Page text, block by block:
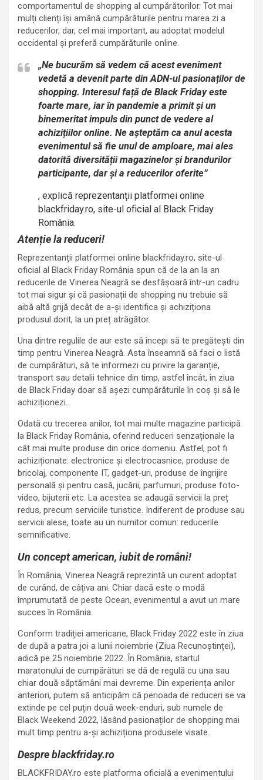
comportamentul de shopping al cumpărătorilor. Tot mai
mulți clienți își amână cumpărăturile pentru marea zi a
reducerilor, dar, cel mai important, au adoptat modelul
occidental și preferă cumpărăturile online.
„Ne bucurăm să vedem că acest eveniment
vedetă a devenit parte din ADN-ul pasionaților de
shopping. Interesul față de Black Friday este
foarte mare, iar în pandemie a primit și un
binemeritat impuls din punct de vedere al
achizițiilor online. Ne așteptăm ca anul acesta
evenimentul să fie unul de amploare, mai ales
datorită diversității magazinelor și brandurilor
participante, dar și a reducerilor oferite”
, explică reprezentanții platformei online
blackfriday.ro, site-ul oficial al Black Friday
România.
Atenție la reduceri!
Reprezentanții platformei online blackfriday.ro, site-ul
oficial al Black Friday România spun că de la an la an
reducerile de Vinerea Neagră se desfășoară într-un cadru
tot mai sigur și că pasionații de shopping nu trebuie să
aibă altă grijă decât de a-și identifica și achiziționa
produsul dorit, la un preț atrăgător.
Una dintre regulile de aur este să începi să te pregătești din
timp pentru Vinerea Neagră. Asta înseamnă să faci o listă
de cumpărături, să te informezi cu privire la garanție,
transport sau detalii tehnice din timp, astfel încât, în ziua
de Black Friday doar să așezi cumpărăturile în coș și să le
achiziționezi.
Odată cu trecerea anilor, tot mai multe magazine participă
la Black Friday România, oferind reduceri senzaționale la
cât mai multe produse din orice domeniu. Astfel, pot fi
achiziționate: electronice și electrocasnice, produse de
bricolaj, componente IT, gadget-uri, produse de îngrijire
personală și pentru casă, jucării, parfumuri, produse foto-
video, bijuterii etc. La acestea se adaugă servicii la preț
redus, precum serviciile turistice. Indiferent de produse sau
servicii alese, toate au un numitor comun: reducerile
semnificative.
Un concept american, iubit de români!
În România, Vinerea Neagră reprezintă un curent adoptat
de curând, de câțiva ani. Chiar dacă este o modă
împrumutată de peste Ocean, evenimentul a avut un mare
succes în România.
Conform tradiției americane, Black Friday 2022 este în ziua
de după a patra joi a lunii noiembrie (Ziua Recunoștinței),
adică pe 25 noiembrie 2022. În România, startul
maratonului de cumpărături se dă de regulă cu una sau
chiar două săptămâni mai devreme. Din experiența anilor
anteriori, putem să anticipăm că perioada de reduceri se va
extinde pe cel puțin două week-enduri, sub numele de
Black Weekend 2022, lăsând pasionaților de shopping mai
mult timp pentru a-și achiziționa produsele visate.
Despre blackfriday.ro
BLACKFRIDAY.ro este platforma oficială a evenimentului